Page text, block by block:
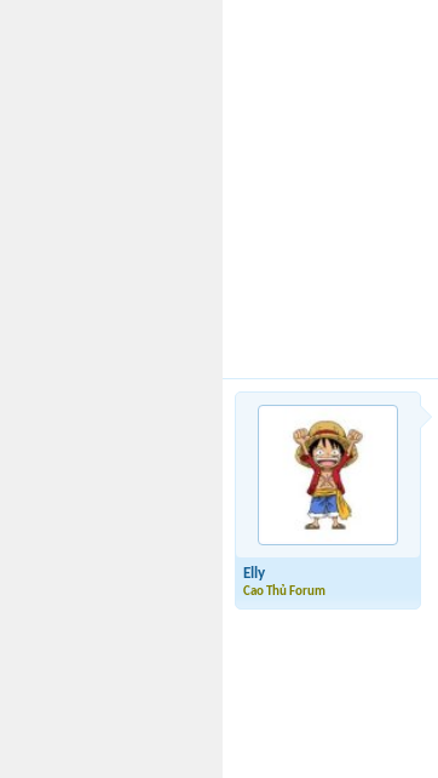
Elly
Cao Thủ Forum